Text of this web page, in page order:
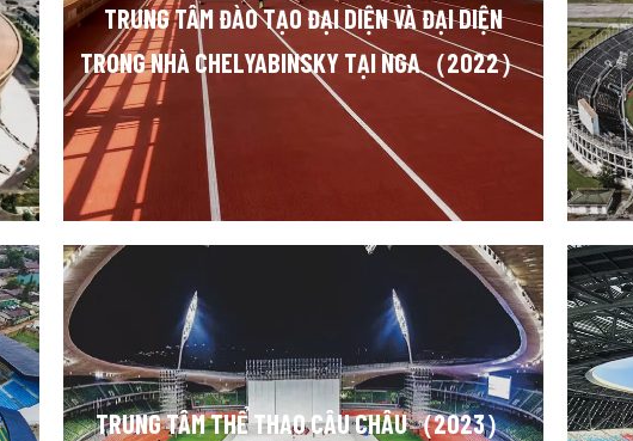
TRUNG TÂM ĐÀO TẠO ĐẠI DIỆN VÀ ĐẠI DIỆN
TRONG NHÀ CHELYABINSKY TẠI NGA（2022）
TRUNG TÂM THỂ THAO CÂU CHÂU（2023）